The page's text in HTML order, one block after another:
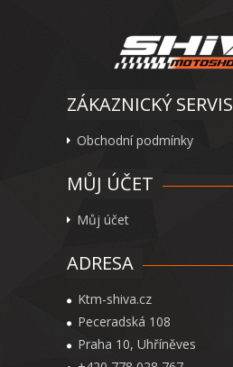
ZÁKAZNICKÝ SERVIS
Obchodní podmínky
MŮJ ÚČET
Můj účet
ADRESA
Ktm-shiva.cz
Peceradská 108
Praha 10, Uhříněves